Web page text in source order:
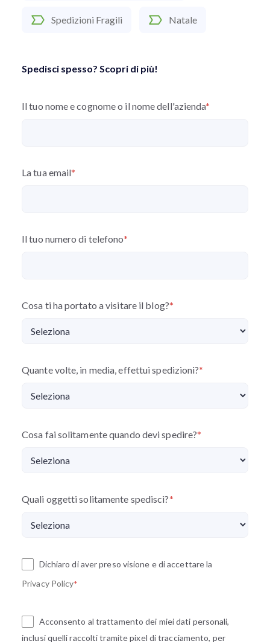
Spedizioni Fragili Natale
Spedisci spesso? Scopri di più!
Il tuo nome e cognome o il nome dell'azienda*
La tua email*
Il tuo numero di telefono*
Cosa ti ha portato a visitare il blog?*
Quante volte, in media, effettui spedizioni?*
Cosa fai solitamente quando devi spedire?*
Quali oggetti solitamente spedisci?*
Dichiaro di aver preso visione e di accettare la
Privacy Policy*
Acconsento al trattamento dei miei dati personali,
inclusi quelli raccolti tramite pixel di tracciamento, per